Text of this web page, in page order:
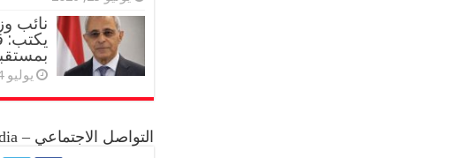
نائب
يكتب:
يوليو 14, 2026
التواصل الاجتماعي – Social Media